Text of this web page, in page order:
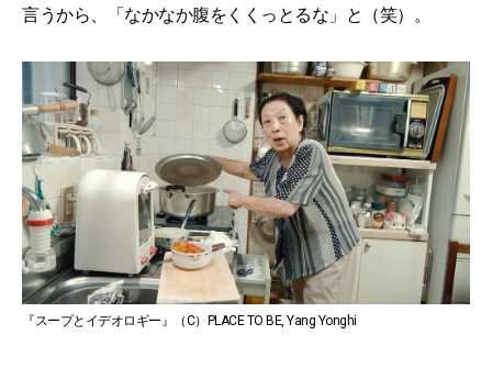
言うから、「なかなか腹をくくっとるな」と（笑）。
『スープとイデオロギー』（C）PLACE TO BE, Yang Yonghi